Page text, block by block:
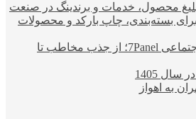
محصول، خدمات و برندینگ در صنعت
بسته‌بندی، چاپ بارکد و محصولات
خدمات شبکه‌های اجتماعی 7Panel؛ از جذب مخاطب تا
1405
به اهواز